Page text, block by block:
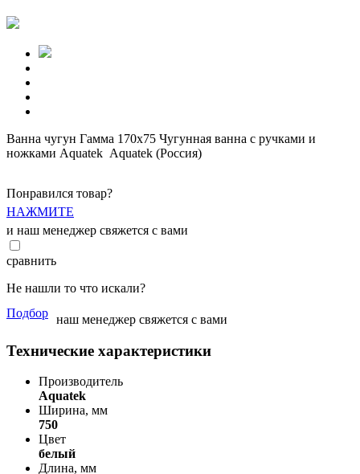
Ванна чугун Гамма 170x75 Чугунная ванна с ручками и
ножками Aquatek Aquatek (Россия)
Понравился товар?
НАЖМИТЕ
и наш менеджер свяжется с вами
сравнить
Не нашли то что искали?
Подбор наш менеджер свяжется с вами
Технические характеристики
Производитель
Aquatek
Ширина, мм
750
Цвет
белый
Длина, мм